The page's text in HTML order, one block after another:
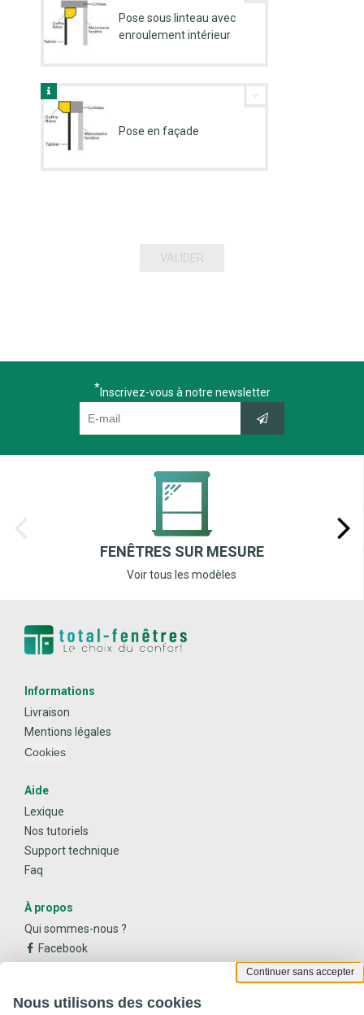
Pose sous linteau avec
enroulement intérieur
Pose en façade
VALIDER
Inscrivez-vous à notre newsletter
FENÊTRES SUR MESURE
Voir tous les modèles
Informations
Livraison
Mentions légales
Cookies
Aide
Lexique
Nos tutoriels
Support technique
Faq
À propos
Qui sommes-nous ?
Facebook
Continuer sans accepter
Nous utilisons des cookies